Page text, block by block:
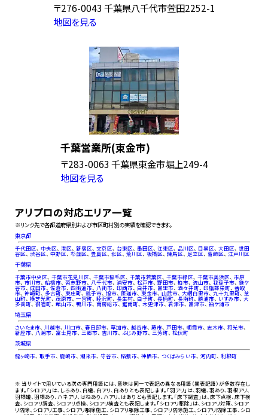
〒276-0043 千葉県八千代市萱田2252-1
地図を見る
千葉営業所(東金市)
〒283-0063 千葉県東金市堀上249-4
地図を見る
アリプロの対応エリア一覧
※リンク先で各都道府県別および市区町村別の実績を確認できます。
東京都
千代田区、中央区、港区、新宿区、文京区、台東区、墨田区、江東区、品川区、 目黒区、大田区、世田
谷区、渋谷区、中野区、杉並区、豊島区、北区、荒川区、板橋区、練馬区、足立区、葛飾区、江戸川区
千葉県
千葉市中央区、千葉市花見川区、千葉市稲毛区、千葉市若葉区、千葉市緑区、千葉市美浜区、市原
市、市川市、船橋市、習志野市、八千代市、浦安市、松戸市、野田市、柏市、流山市、我孫子市、鎌ケ
谷市、成田市、佐倉市、四街道市、八街市、印西市、 白井市、富里市、酒々井町、印旛郡栄町、香取
市、神崎町、多古町、東庄町、銚子市、旭市、匝瑳市、東金市、山武市、大網白里市、九十九里町、芝
山町、横芝光町、茂原市、一宮町、睦沢町、長生村、 白子町、長柄町、長南町、勝浦市、いすみ市、大
多喜町、御宿町、館山市、鴨川市、南房総市、鋸南町、木更津市、君津市、富津市、袖ケ浦市
埼玉県
さいたま市、 川越市、 川口市、春日部市、草加市、越谷市、蕨市、戸田市、朝霞市、志木市、和光市、
新座市、 八潮市、 富士見市、 三郷市、吉川市、ふじみ野市、三芳町、松伏町
茨城県
龍ヶ崎市、取手市、鹿嶋市、潮来市、守谷市、稲敷市、神栖市、つくばみらい市、河内町、利根町
※ 当サイトで用いている次の専門用語には、意味は同一で表記の異なる用語（異表記語）が多数存在し
ます。「シロアリ」は、しろあり、白蟻、白アリ、白ありとも表記します。「羽アリ」は、羽蟻、羽あり、羽根アリ、
羽根蟻、羽根あり、ハネアリ、はねあり、ハアリ、はありとも表記します。「床下調査」は、床下点検、床下検
査、シロアリ調査、シロアリ点検、シロアリ検査とも表記します。「シロアリ駆除」は、シロアリ対策、シロア
リ防除、シロアリ工事、シロアリ駆除施工、シロアリ駆除工事、シロアリ防除施工、シロアリ防除工事、シロ